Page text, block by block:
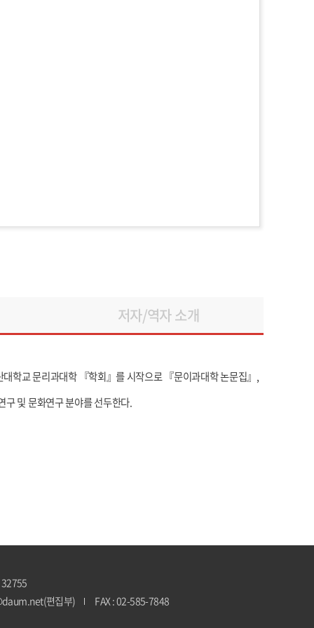
저자/역자 소개
학교 문리과대학 『학회』를 시작으로 『문이과대학 논문집』,
및 문화연구 분야를 선두한다.
편집부)
FAX : 02-585-7848